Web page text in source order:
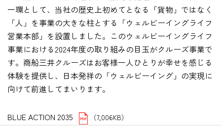
一環として、当社の歴史上初めてとなる「貨物」ではなく
「人」を事業の大きな柱とする「ウェルビーイングライフ
営業本部」を設置しました。このウェルビーイングライフ
事業における2024年度の取り組みの目玉がクルーズ事業で
す。商船三井クルーズはお客様一人ひとりが幸せを感じる
体験を提供し、日本発祥の「ウェルビーイング」の実現に
向けて前進してまいります。
BLUE ACTION 2035 （7,006KB）